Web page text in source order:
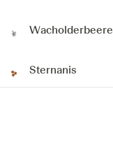
Wacholderbeere
Sternanis